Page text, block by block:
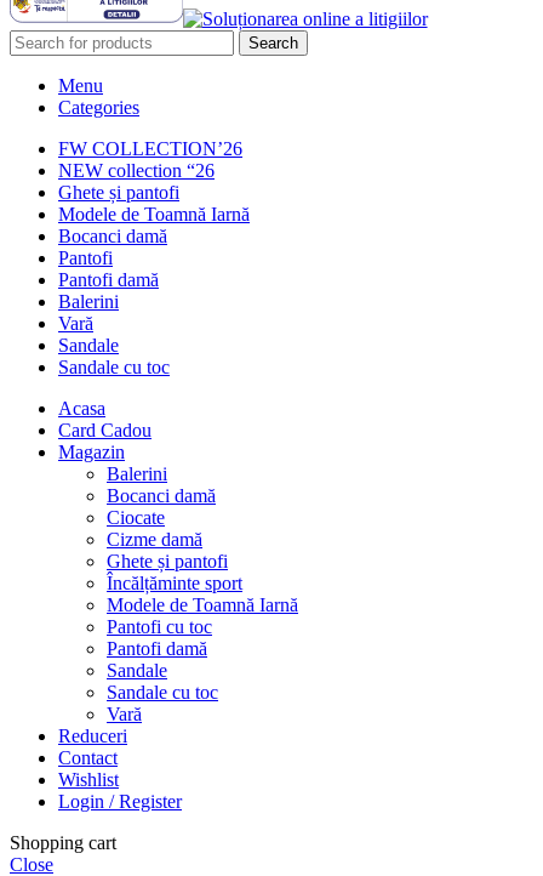
Search
Menu
Categories
FW COLLECTION’26
NEW collection “26
Ghete și pantofi
Modele de Toamnă Iarnă
Bocanci damă
Pantofi
Pantofi damă
Balerini
Vară
Sandale
Sandale cu toc
Acasa
Card Cadou
Magazin
Balerini
Bocanci damă
Ciocate
Cizme damă
Ghete și pantofi
Încălțăminte sport
Modele de Toamnă Iarnă
Pantofi cu toc
Pantofi damă
Sandale
Sandale cu toc
Vară
Reduceri
Contact
Wishlist
Login / Register
Shopping cart
Close